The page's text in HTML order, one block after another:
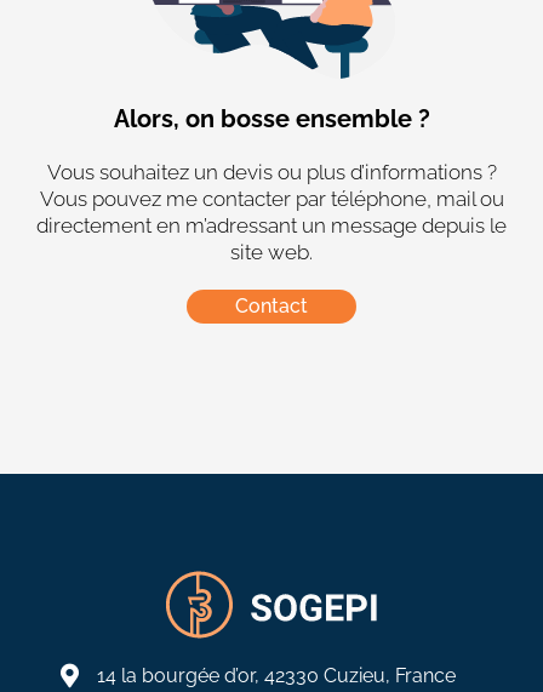
Alors, on bosse ensemble ?
Vous souhaitez un devis ou plus d’informations ?
Vous pouvez me contacter par téléphone, mail ou
directement en m’adressant un message depuis le
site web.
Contact
14 la bourgée d’or, 42330 Cuzieu, France